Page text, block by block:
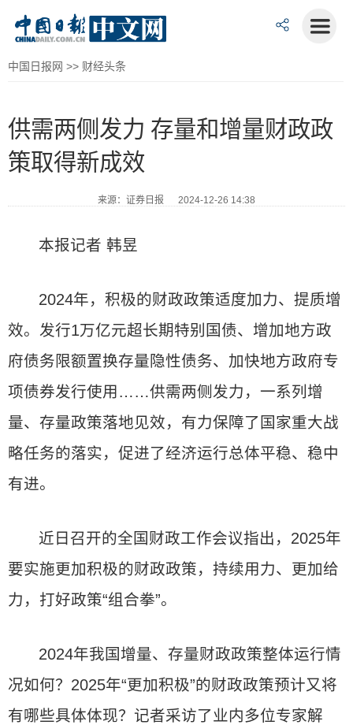
中国日报网 >> 财经头条
供需两侧发力 存量和增量财政政
策取得新成效
来源：证券日报 2024-12-26 14:38
本报记者 韩昱
2024年，积极的财政政策适度加力、提质增
效。发行1万亿元超长期特别国债、增加地方政
府债务限额置换存量隐性债务、加快地方政府专
项债券发行使用……供需两侧发力，一系列增
量、存量政策落地见效，有力保障了国家重大战
略任务的落实，促进了经济运行总体平稳、稳中
有进。
近日召开的全国财政工作会议指出，2025年
要实施更加积极的财政政策，持续用力、更加给
力，打好政策“组合拳”。
2024年我国增量、存量财政政策整体运行情
况如何？2025年“更加积极”的财政政策预计又将
有哪些具体体现？记者采访了业内多位专家解